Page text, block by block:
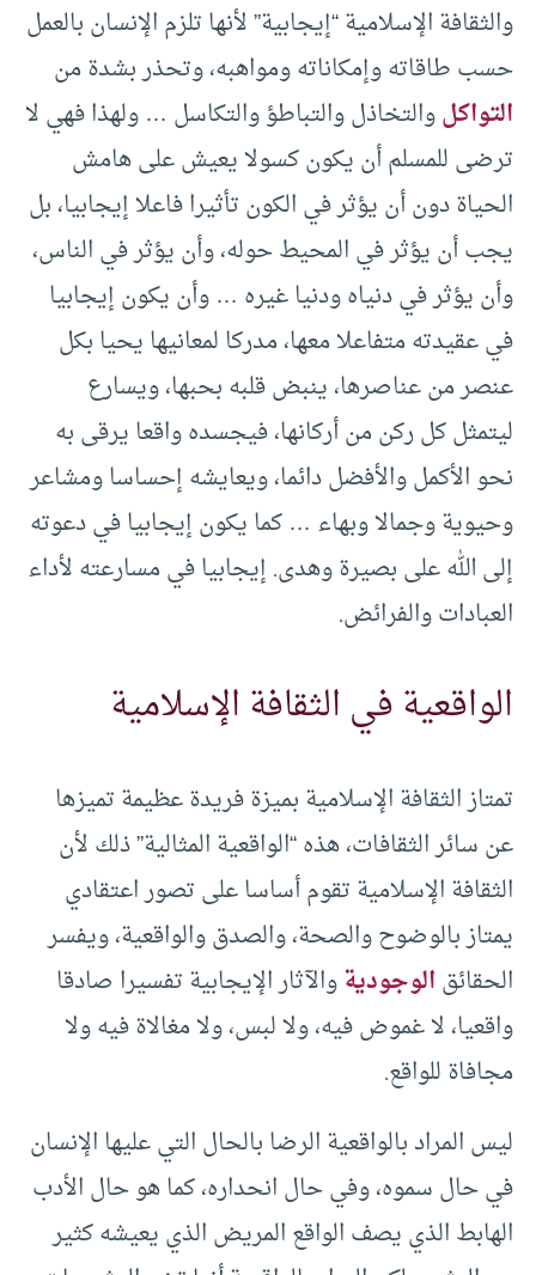
والثقافة الإسلامية “إيجابية” لأنها تلزم الإنسان بالعمل
حسب طاقاته وإمكاناته ومواهبه، وتحذر بشدة من
التواكلوالتخاذل والتباطؤ والتكاسل … ولهذا فهي لا
ترضى للمسلم أن يكون كسولا يعيش على هامش
الحياة دون أن يؤثر في الكون تأثيرا فاعلا إيجابيا، بل
يجب أن يؤثر في المحيط حوله، وأن يؤثر في الناس،
وأن يؤثر في دنياه ودنيا غيره … وأن يكون إيجابيا
في عقيدته متفاعلا معها، مدركا لمعانيها يحيا بكل
عنصر من عناصرها، ينبض قلبه بحبها، ويسارع
ليتمثل كل ركن من أركانها، فيجسده واقعا يرقى به
نحو الأكمل والأفضل دائما، ويعايشه إحساسا ومشاعر
وحيوية وجمالا وبهاء … كما يكون إيجابيا في دعوته
إلى الله على بصيرة وهدى. إيجابيا في مسارعته لأداء
العبادات والفرائض.
الواقعية في الثقافة الإسلامية
تمتاز الثقافة الإسلامية بميزة فريدة عظيمة تميزها
عن سائر الثقافات، هذه “الواقعية المثالية” ذلك لأن
الثقافة الإسلامية تقوم أساسا على تصور اعتقادي
يمتاز بالوضوح والصحة، والصدق والواقعية، ويفسر
الحقائقالوجوديةوالآثار الإيجابية تفسيرا صادقا
واقعيا، لا غموض فيه، ولا لبس، ولا مغالاة فيه ولا
مجافاة للواقع.
ليس المراد بالواقعية الرضا بالحال التي عليها الإنسان
في حال سموه، وفي حال انحداره، كما هو حال الأدب
الهابط الذي يصف الواقع المريض الذي يعيشه كثير